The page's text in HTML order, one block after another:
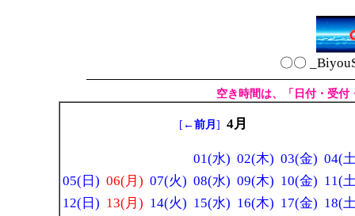
〇〇
空き時間は、「日付・受
[ ←前月 ] 4月
01(水) 02(木) 03(金) 04(
05(日) 06(月) 07(火) 08(水) 09(木) 10(金) 11(
12(日) 13(月) 14(火) 15(水) 16(木) 17(金) 18(